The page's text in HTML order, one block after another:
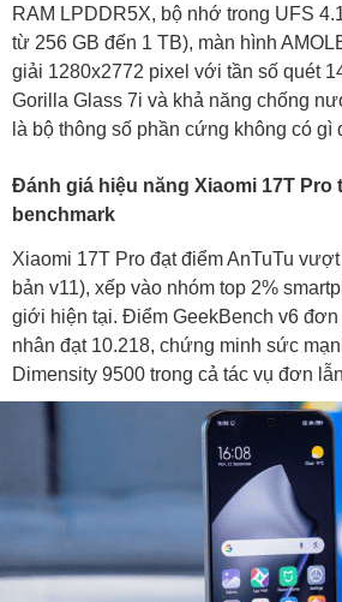
RAM LPDDR5X, bộ nhớ trong UFS
từ 256 GB đến 1 TB), màn hình
giải 1280x2772 pixel với tần số quét
Gorilla Glass 7i và khả năng chống
là bộ thông số phần cứng không có gì
Đánh giá hiệu năng Xiaomi 17T Pro
benchmark
Xiaomi 17T Pro đạt điểm AnTuTu
bản v11), xếp vào nhóm top 2%
giới hiện tại. Điểm GeekBench v6 đơn
nhân đạt 10.218, chứng minh sức
Dimensity 9500 trong cả tác vụ đơn